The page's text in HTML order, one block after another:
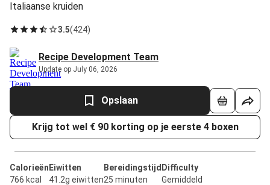
Italiaanse kruiden
3.5(424)
Recipe Development Team
Update op July 06, 2026
Opslaan
Krijg tot wel € 90 korting op je eerste 4 boxen
Calorieën
766 kcal
Eiwitten
41.2g eiwitten
Bereidingstijd
25 minuten
Difficulty
Gemiddeld